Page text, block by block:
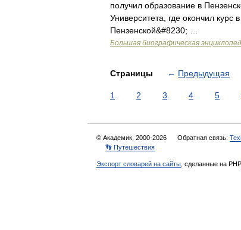
получил образование в
Университета, где окончил курс
Пензенской&#8230; …
Большая биографическая
Страницы ← Предыдущая
1 2 3 4 5
© Академик, 2000-2026 Обратная связь:
👣 Путешествия
Экспорт словарей на сайты , сделанные на PHP,